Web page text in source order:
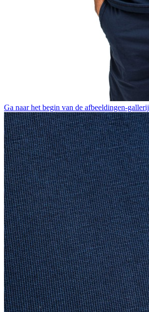
Ga naar het begin van de afbeeldingen-gallerij